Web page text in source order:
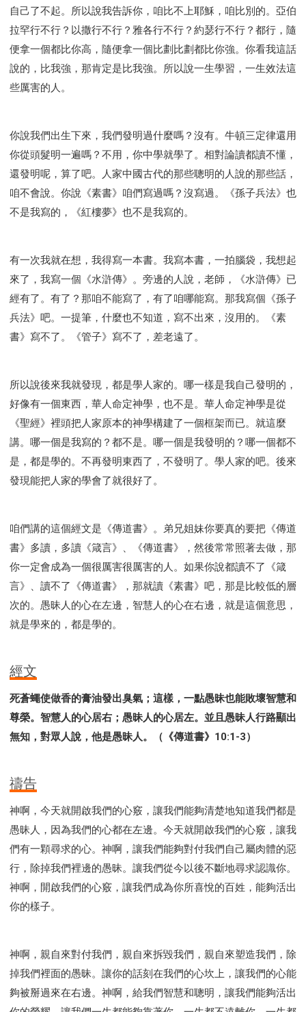
自己了不起。所以說我告訴你，咱比不上耶穌，咱比別的。亞伯
拉罕行不行？以撒行不行？雅各行不行？約瑟行不行？都行，隨
便拿一個都比你高，隨便拿一個比劃比劃都比你強。你看我這話
說的，比我強，那肯定是比我強。所以說一生學習，一生效法這
些厲害的人。
你說我們出生下來，我們發明過什麼嗎？沒有。牛頓三定律還用
你從頭髮明一遍嗎？不用，你中學就學了。相對論讀都讀不懂，
還發明呢，算了吧。人家中國古代的那些聰明的人說的那些話，
咱不會說。你說《素書》咱們寫過嗎？沒寫過。《孫子兵法》也
不是我寫的，《紅樓夢》也不是我寫的。
有一次我就在想，我得寫一本書。我寫本書，一拍腦袋，我想起
來了，我寫一個《水滸傳》。旁邊的人說，老師，《水滸傳》已
經有了。有了？那咱不能寫了，有了咱哪能寫。那我寫個《孫子
兵法》吧。一提筆，什麼也不知道，寫不出來，沒用的。《素
書》寫不了。《管子》寫不了，差老遠了。
所以說後來我就發現，都是學人家的。哪一樣是我自己發明的，
好像有一個東西，華人命定神學，也不是。華人命定神學是從
《聖經》裡頭把人家原本的神學構建了一個框架而已。就這麼
講。哪一個是我寫的？都不是。哪一個是我發明的？哪一個都不
是，都是學的。不再發明東西了，不發明了。學人家的吧。後來
發現能把人家的學會了就很好了。
咱們講的這個經文是《傳道書》。弟兄姐妹你要真的要把《傳道
書》多讀，多讀《箴言》、《傳道書》，然後常常照著去做，那
你一定會成為一個很厲害很厲害的人。如果你說都讀不了《箴
言》、讀不了《傳道書》，那就讀《素書》吧，那是比較低的層
次的。愚昧人的心在左邊，智慧人的心在右邊，就是這個意思，
就是學來的，都是學的。
經文
死蒼蠅使做香的膏油發出臭氣；這樣，一點愚昧也能敗壞智慧和
尊榮。智慧人的心居右；愚昧人的心居左。並且愚昧人行路顯出
無知，對眾人說，他是愚昧人。（《傳道書》10:1-3）
禱告
神啊，今天就開啟我們的心竅，讓我們能夠清楚地知道我們都是
愚昧人，因為我們的心都在左邊。今天就開啟我們的心竅，讓我
們有一顆尋求的心。神啊，讓我們能夠對付我們自己屬肉體的惡
行，除掉我們裡邊的愚昧。讓我們從今以後不斷地尋求認識你。
神啊，開啟我們的心竅，讓我們成為你所喜悅的百姓，能夠活出
你的樣子。
神啊，親自來對付我們，親自來拆毀我們，親自來塑造我們，除
掉我們裡面的愚昧。讓你的話刻在我們的心坎上，讓我們的心能
夠被掰過來在右邊。神啊，給我們智慧和聰明，讓我們能夠活出